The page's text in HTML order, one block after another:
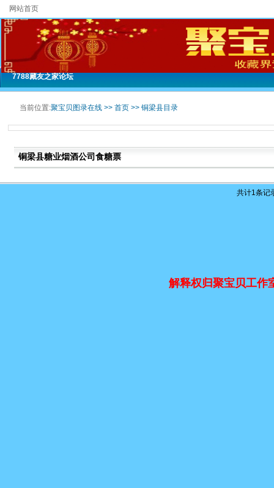
网站首页
7788藏友之家论坛
当前位置:聚宝贝图录在线 >> 首页 >> 铜梁县目录
铜梁县糖业烟酒公司食糖票
共计1条记
解释权归聚宝贝工作